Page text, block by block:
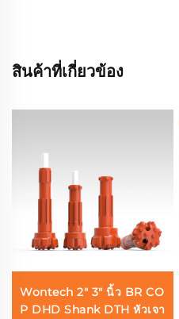
สินค้าที่เกี่ยวข้อง
Wontech 2" 3" นิ้ว BR CO
P DHD Shank DTH หัวเจา